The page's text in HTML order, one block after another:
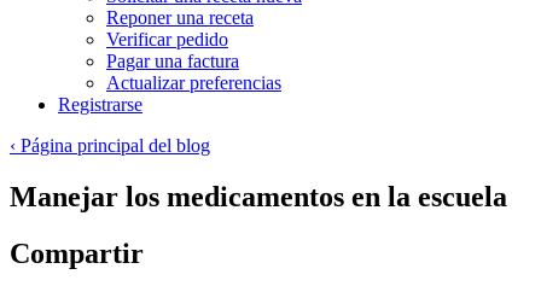
Reponer una receta
Verificar pedido
Pagar una factura
Actualizar preferencias
Registrarse
‹ Página principal del blog
Manejar los medicamentos en la escuela
Compartir